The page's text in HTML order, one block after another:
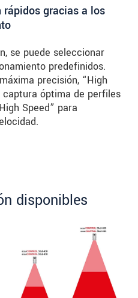
gracias a los
se puede seleccionar
predefinidos.
precisión, “High
captura óptima de perfiles
Speed” para
disponibles